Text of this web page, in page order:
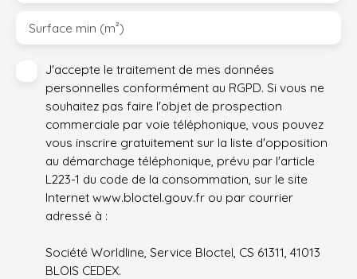
Surface min (m²)
J'accepte le traitement de mes données
personnelles conformément au RGPD. Si vous ne
souhaitez pas faire l'objet de prospection
commerciale par voie téléphonique, vous pouvez
vous inscrire gratuitement sur la liste d'opposition
au démarchage téléphonique, prévu par l'article
L223-1 du code de la consommation, sur le site
Internet www.bloctel.gouv.fr ou par courrier
adressé à :
Société Worldline, Service Bloctel, CS 61311, 41013
BLOIS CEDEX.